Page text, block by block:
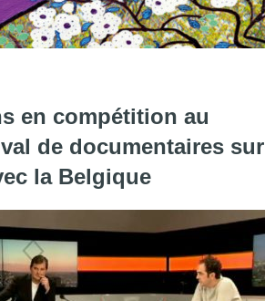
l'article "13 films belges en
en compétition au
de documentaires sur
la Belgique